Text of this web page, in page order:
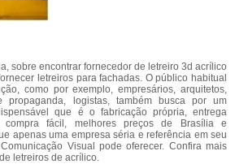
sobre encontrar fornecedor de letreiro 3d acrílico
letreiros para fachadas. O público habitual
como por exemplo, empresários, arquitetos,
propaganda, logistas, também busca por um
que é o fabricação própria, entrega
compra fácil, melhores preços de Brasília e
apenas uma empresa séria e referência em seu
Visual pode oferecer. Confira mais
letreiros de acrílico.